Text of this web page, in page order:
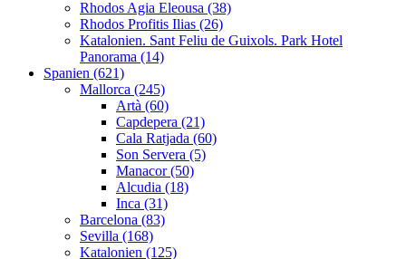
Rhodos Agia Eleousa (38)
Rhodos Profitis Ilias (26)
Katalonien. Sant Feliu de Guixols. Park Hotel
Panorama (14)
Spanien (621)
Mallorca (245)
Artà (60)
Capdepera (21)
Cala Ratjada (60)
Son Servera (5)
Manacor (50)
Alcudia (18)
Inca (31)
Barcelona (83)
Sevilla (168)
Katalonien (125)